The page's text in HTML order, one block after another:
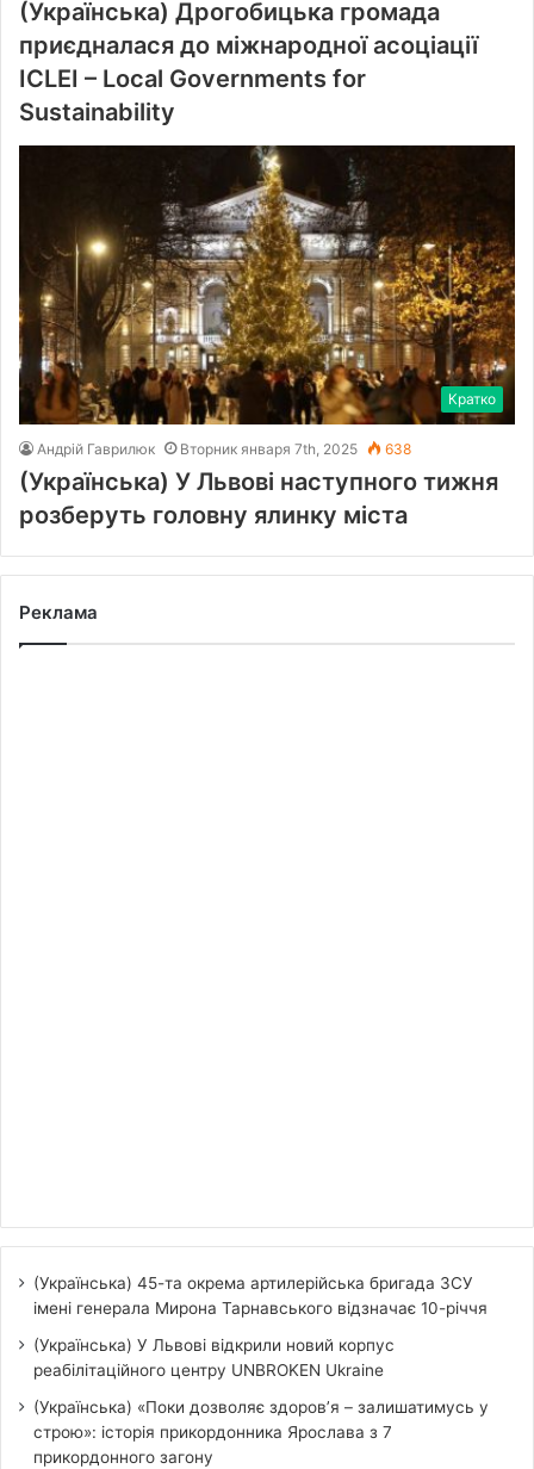
(Українська) Дрогобицька громада
приєдналася до міжнародної асоціації
ICLEI – Local Governments for
Sustainability
Кратко
Андрій Гаврилюк Вторник января 7th, 2025 638
(Українська) У Львові наступного тижня
розберуть головну ялинку міста
Реклама
(Українська) 45-та окрема артилерійська бригада ЗСУ
імені генерала Мирона Тарнавського відзначає 10-річчя
(Українська) У Львові відкрили новий корпус
реабілітаційного центру UNBROKEN Ukraine
(Українська) «Поки дозволяє здоров’я – залишатимусь у
строю»: історія прикордонника Ярослава з 7
прикордонного загону